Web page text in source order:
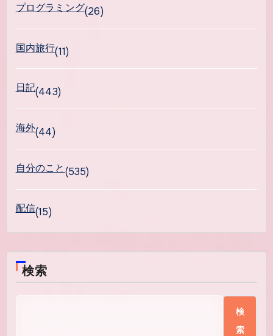
プログラミング(26)
国内旅行(11)
日記(443)
海外(44)
自分のこと(535)
配信(15)
検索
検
索